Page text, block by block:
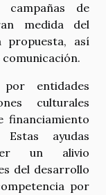
de
medida del
propuesta, así
por entidades
culturales
financiamiento
ayudas
un alivio
del desarrollo
por